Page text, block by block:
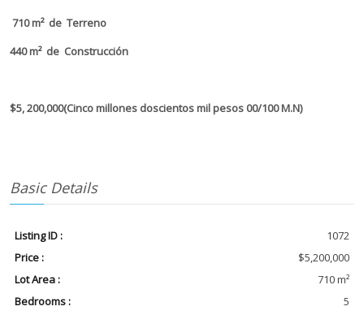
710 m² de Terreno
440 m² de Construcción
$5, 200,000(Cinco millones doscientos mil pesos 00/100 M.N)
Basic Details
Listing ID :
1072
Price :
$5,200,000
Lot Area :
710 m²
Bedrooms :
5